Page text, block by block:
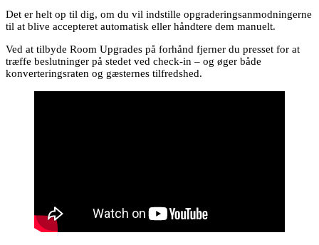
Det er helt op til dig, om du vil indstille opgraderingsanmodningerne
til at blive accepteret automatisk eller håndtere dem manuelt.
Ved at tilbyde Room Upgrades på forhånd fjerner du presset for at
træffe beslutninger på stedet ved check-in – og øger både
konverteringsraten og gæsternes tilfredshed.